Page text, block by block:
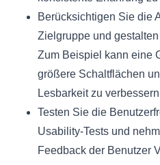
Berücksichtigen Sie die
Zielgruppe und
Zum Beispiel kann eine
größere Schaltflächen
Lesbarkeit zu
Testen Sie die
Usability-Tests und
Feedback der Benutzer